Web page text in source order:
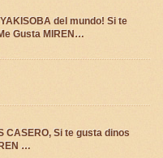
del mundo! Si te
Gusta MIREN…
CASERO, Si te gusta dinos
…